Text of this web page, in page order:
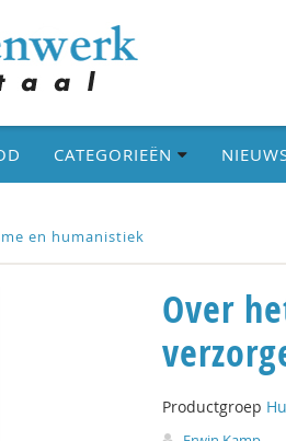
CATEGORIEËN
en humanistiek
Over
Productgroep